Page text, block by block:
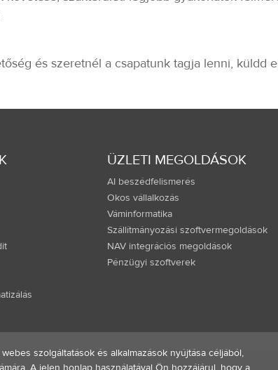
és szeretnél a csapatunk tagja lenni, küldd
ÜZLETI MEGOLDÁSOK
AI beszédfelismerés
Okos vállalkozás
Váminformatika
Szállítmányozási szoftvermegoldások
NAV integrációs megoldások
Pénzügyi szoftverek
szolgáltatások és alkalmazások nyújtása céljából,